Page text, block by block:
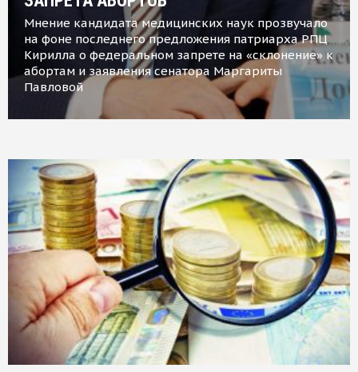
Мнение кандидата медицинских наук прозвучало
на фоне последнего предложения патриарха РПЦ
Кирилла о федеральном запрете на «склонение» к
абортам и заявления сенатора Маргариты
Павловой